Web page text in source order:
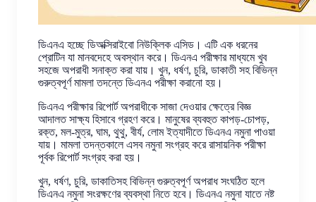
ডিএনএ হচ্ছে ডিঅক্সিরাইবো নিউক্লিক এসিড। এটি এক ধরনের
প্রোটিন যা মানবদেহে অবস্থান করে। ডিএনএ পরীক্ষার মাধ্যমে খুব
সহজে অপরাধী সনাক্ত করা যায়। খুন, ধর্ষণ, চুরি, ডাকাতী সহ বিভিন্ন
গুরুত্বপূর্ণ মামলা তদন্তে ডিএনএ পরীক্ষা করানো হয়।
ডিএনএ পরীক্ষার রিপোর্ট অপরাধীকে সাজা দেওয়ার ক্ষেত্রে বিজ্ঞ
আদালত সাক্ষ্য হিসাবে গ্রহণ করে। মানুষের ব্যবহুত কাপড়-চোপড়,
রক্ত, মল-মুত্র, ঘাম, থুথু, বীর্য, লোম ইত্যাদীতে ডিএনএ নমুনা পাওয়া
যায়। মামলা তদন্তকালে এসব নমুনা সংগ্রহ করে রাসায়নিক পরীক্ষা
পূর্বক রিপোর্ট সংগ্রহ করা হয়।
খুন, ধর্ষণ, চুরি, ডাকাতিসহ বিভিন্ন গুরুত্বপূর্ণ অপরাধ সংঘঠিত হলে
ডিএনএ নমুনা সংরক্ষণের ব্যবস্থা নিতে হবে। ডিএনএ নমুনা যাতে নষ্ট